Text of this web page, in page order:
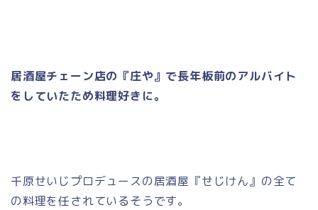
居酒屋チェーン店の『庄や』 で長年板前のアルバイト
をしていたため料理好きに。
千原せいじプロデュースの居酒屋『せじけん』 の全て
の料理を任されているそうです。